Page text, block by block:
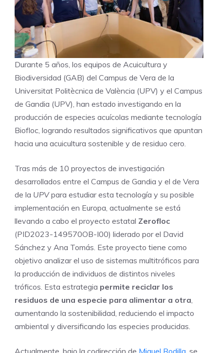
Durante 5 años, los equipos de Acuicultura y
Biodiversidad (GAB) del Campus de Vera de la
Universitat Politècnica de València (UPV) y el Campus
de Gandia (UPV), han estado investigando en la
producción de especies acuícolas mediante tecnología
Biofloc, logrando resultados significativos que apuntan
hacia una acuicultura sostenible y de residuo cero.
Tras más de 10 proyectos de investigación
desarrollados entre el Campus de Gandia y el de Vera
de la UPVpara estudiar esta tecnología y su posible
implementación en Europa, actualmente se está
llevando a cabo el proyecto estatal Zerofloc
(PID2023-149570OB-I00) liderado por el David
Sánchez y Ana Tomás. Este proyecto tiene como
objetivo analizar el uso de sistemas multitróficos para
la producción de individuos de distintos niveles
tróficos. Esta estrategia permite reciclar los
residuos de una especie para alimentar a otra
aumentando la sostenibilidad, reduciendo el impacto
ambiental y diversificando las especies producidas.
Actualmente, bajo la codirección de Miguel Rodilla , se